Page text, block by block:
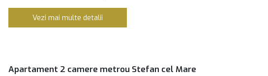
Vezi mai multe detalii
Apartament 2 camere metrou Stefan cel Mare